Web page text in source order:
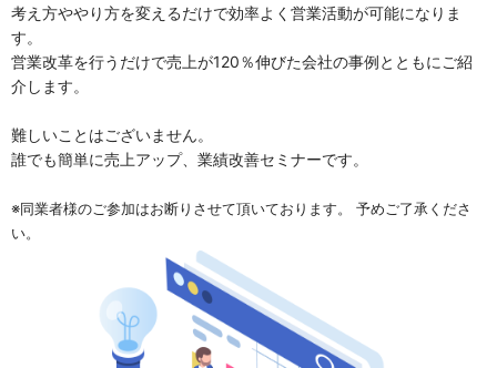
考え方ややり方を変えるだけで効率よく営業活動が可能になりま
す。
営業改革を行うだけで売上が120％伸びた会社の事例とともにご紹
介します。
難しいことはございません。
誰でも簡単に売上アップ、業績改善セミナーです。
※同業者様のご参加はお断りさせて頂いております。 予めご了承くださ
い。